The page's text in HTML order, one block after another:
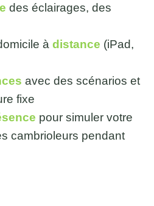
des éclairages, des
à distance (iPad,
avec des scénarios et
fixe
pour simuler votre
cambrioleurs pendant